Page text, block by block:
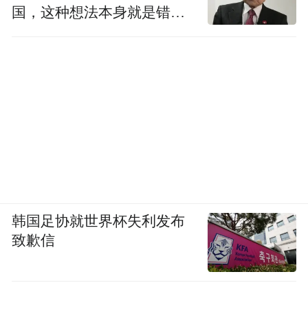
国，这种想法本身就是错误
韩国足协就世界杯失利发布
致歉信